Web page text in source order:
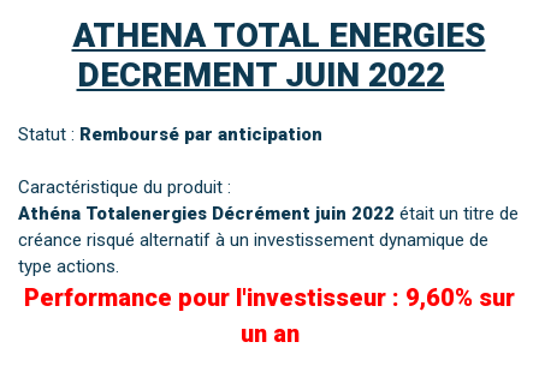
ATHENA TOTAL ENERGIES
DECREMENT JUIN 2022
Statut : Remboursé par anticipation
Caractéristique du produit :
Athéna Totalenergies Décrément juin 2022 était un titre de
créance risqué alternatif à un investissement dynamique de
type actions.
Performance pour l'investisseur : 9,60% sur
un an